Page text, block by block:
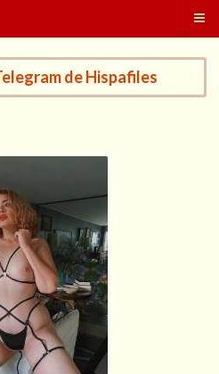
de Hispafiles